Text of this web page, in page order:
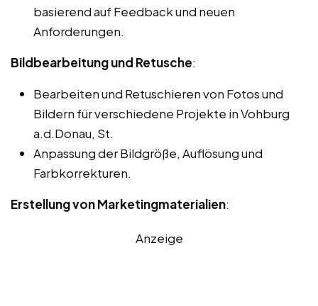
basierend auf Feedback und neuen
Anforderungen.
Bildbearbeitung und Retusche:
Bearbeiten und Retuschieren von Fotos und
Bildern für verschiedene Projekte in Vohburg
a.d.Donau, St.
Anpassung der Bildgröße, Auflösung und
Farbkorrekturen.
Erstellung von Marketingmaterialien:
Anzeige